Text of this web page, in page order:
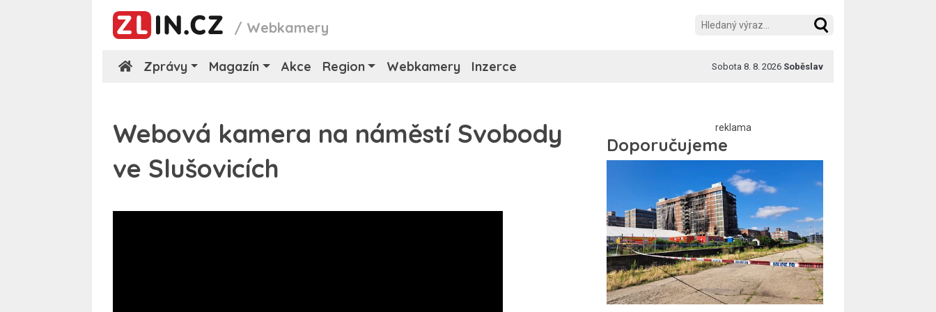
/ Webkamery
Zprávy Magazín Akce Region Webkamery Inzerce Sobota 8. 8. 2026 Soběslav
Webová kamera na náměstí Svobody
ve Slušovicích